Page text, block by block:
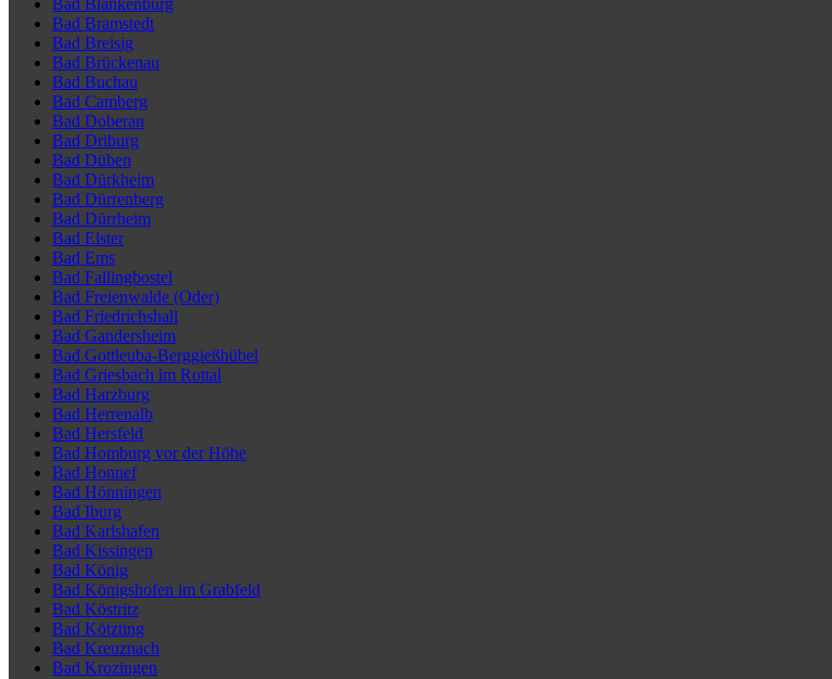
Bad Blankenburg
Bad Bramstedt
Bad Breisig
Bad Brückenau
Bad Buchau
Bad Camberg
Bad Doberan
Bad Driburg
Bad Düben
Bad Dürkheim
Bad Dürrenberg
Bad Dürrheim
Bad Elster
Bad Ems
Bad Fallingbostel
Bad Freienwalde (Oder)
Bad Friedrichshall
Bad Gandersheim
Bad Gottleuba-Berggießhübel
Bad Griesbach im Rottal
Bad Harzburg
Bad Herrenalb
Bad Hersfeld
Bad Homburg vor der Höhe
Bad Honnef
Bad Hönningen
Bad Iburg
Bad Karlshafen
Bad Kissingen
Bad König
Bad Königshofen im Grabfeld
Bad Köstritz
Bad Kötzting
Bad Kreuznach
Bad Krozingen